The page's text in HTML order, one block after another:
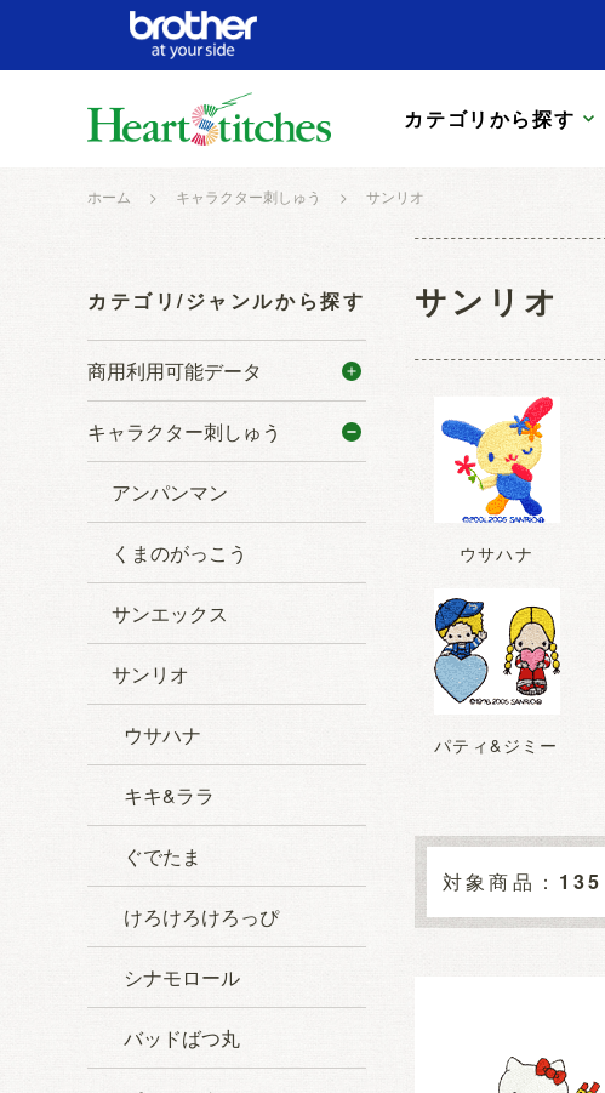
カテゴリから探す
ホーム > キャラクター刺しゅう > サンリオ
カテゴリ/ジャンルから探す
商用利用可能データ
キャラクター刺しゅう
アンパンマン
くまのがっこう
サンエックス
サンリオ
ウサハナ
キキ&ララ
ぐでたま
けろけろけろっぴ
シナモロール
バッドばつ丸
サンリオ
ウサハナ
パティ&ジミー
135